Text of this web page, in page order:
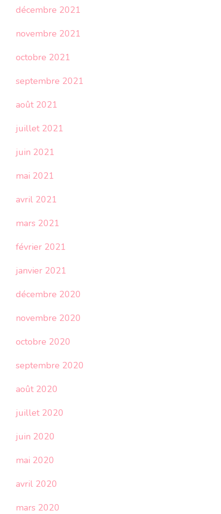
décembre 2021
novembre 2021
octobre 2021
septembre 2021
août 2021
juillet 2021
juin 2021
mai 2021
avril 2021
mars 2021
février 2021
janvier 2021
décembre 2020
novembre 2020
octobre 2020
septembre 2020
août 2020
juillet 2020
juin 2020
mai 2020
avril 2020
mars 2020